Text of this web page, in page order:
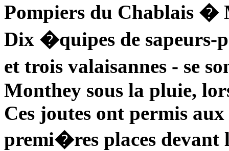
Pompiers du Chablais �
Dix �quipes de sapeurs-
et trois valaisannes - se
Monthey sous la pluie,
Ces joutes ont permis
premi�res places devant